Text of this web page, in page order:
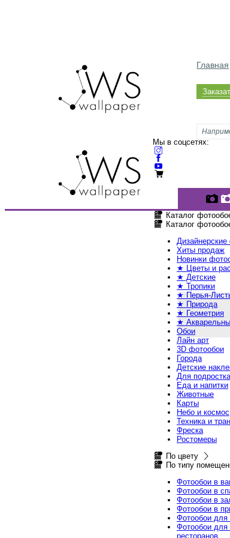
Главная
Мы в соцсетях:
Каталог
Каталог
Хиты продаж
Новинки
★ Цветы и
★ Детские
★ Тропики
★ Перья-
★ Природа
★ Геометрия
★
Обои
Лайн арт
3D фотообои
Города
Детские
Для подростка
Еда и напитки
Животные
Карты
Небо и космос
Техника и
Фреска
Ростомеры
По цвету
По типу
Фотообои в
Фотообои в
Фотообои в
Фотообои в
Фотообои
Фотообои
ресторанов